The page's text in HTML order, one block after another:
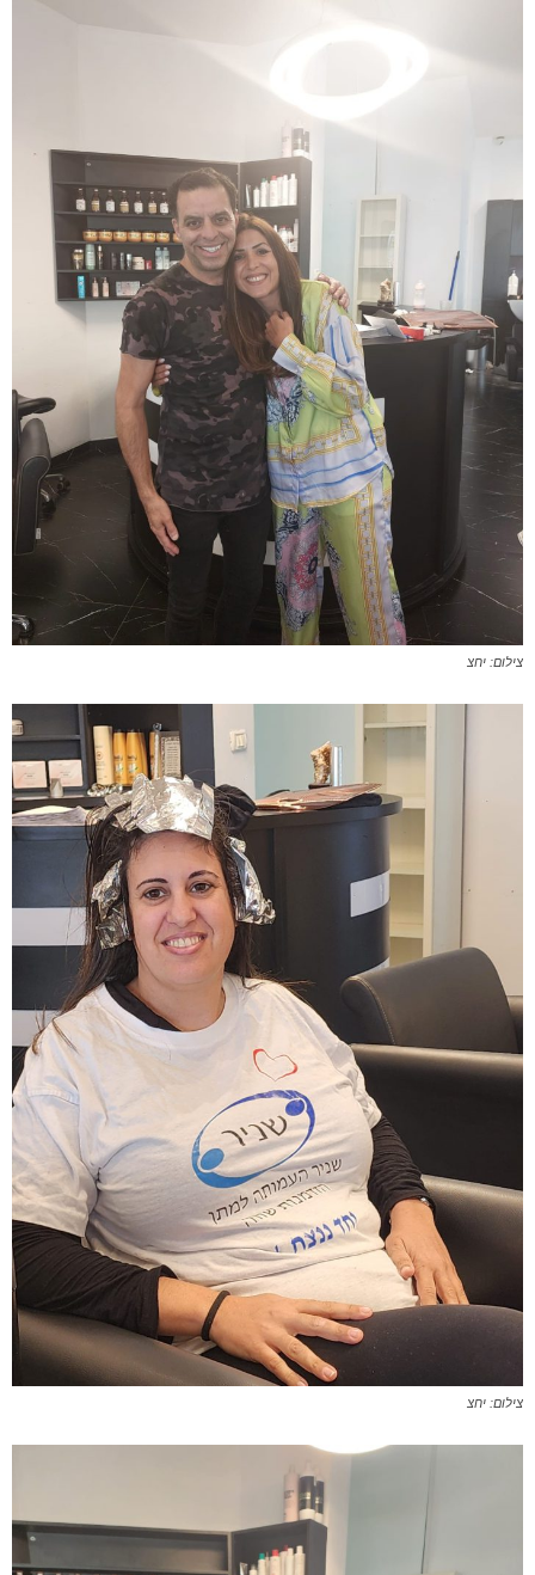
צילום: יחצ
צילום: יחצ